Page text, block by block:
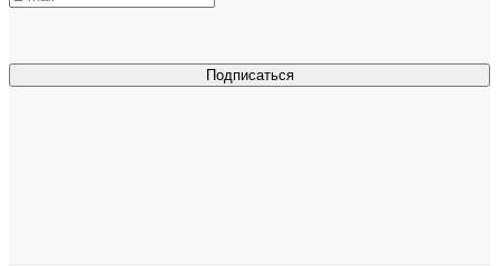
Подписаться